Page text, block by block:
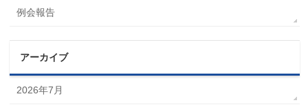
例会報告
アーカイブ
2026年7月